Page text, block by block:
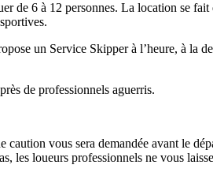
de 6 à 12 personnes. La location se
un Service Skipper à l’heure, à la
de professionnels aguerris.
vous sera demandée avant le
les loueurs professionnels ne vous